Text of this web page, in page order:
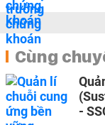
Cùng
-